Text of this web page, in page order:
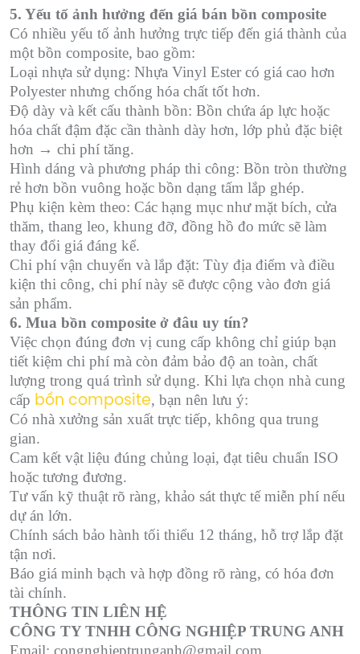
5. Yếu tố ảnh hưởng đến giá bán bồn composite
Có nhiều yếu tố ảnh hưởng trực tiếp đến giá thành của
một bồn composite, bao gồm:
Loại nhựa sử dụng: Nhựa Vinyl Ester có giá cao hơn
Polyester nhưng chống hóa chất tốt hơn.
Độ dày và kết cấu thành bồn: Bồn chứa áp lực hoặc
hóa chất đậm đặc cần thành dày hơn, lớp phủ đặc biệt
hơn → chi phí tăng.
Hình dáng và phương pháp thi công: Bồn tròn thường
rẻ hơn bồn vuông hoặc bồn dạng tấm lắp ghép.
Phụ kiện kèm theo: Các hạng mục như mặt bích, cửa
thăm, thang leo, khung đỡ, đồng hồ đo mức sẽ làm
thay đổi giá đáng kể.
Chi phí vận chuyển và lắp đặt: Tùy địa điểm và điều
kiện thi công, chi phí này sẽ được cộng vào đơn giá
sản phẩm.
6. Mua bồn composite ở đâu uy tín?
Việc chọn đúng đơn vị cung cấp không chỉ giúp bạn
tiết kiệm chi phí mà còn đảm bảo độ an toàn, chất
lượng trong quá trình sử dụng. Khi lựa chọn nhà cung
cấp bồn composite, bạn nên lưu ý:
Có nhà xưởng sản xuất trực tiếp, không qua trung
gian.
Cam kết vật liệu đúng chủng loại, đạt tiêu chuẩn ISO
hoặc tương đương.
Tư vấn kỹ thuật rõ ràng, khảo sát thực tế miễn phí nếu
dự án lớn.
Chính sách bảo hành tối thiểu 12 tháng, hỗ trợ lắp đặt
tận nơi.
Báo giá minh bạch và hợp đồng rõ ràng, có hóa đơn
tài chính.
THÔNG TIN LIÊN HỆ
CÔNG TY TNHH CÔNG NGHIỆP TRUNG ANH
Email: congnghieptrunganh@gmail.com